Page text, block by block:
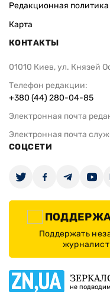
Редакционная политика
Карта
КОНТАКТЫ
01010 Киев, ул. Князей
Телефон редакции:
+380 (44) 280-04-85
Электронная почта
Электронная почта
СОЦСЕТИ
Поддержать
не